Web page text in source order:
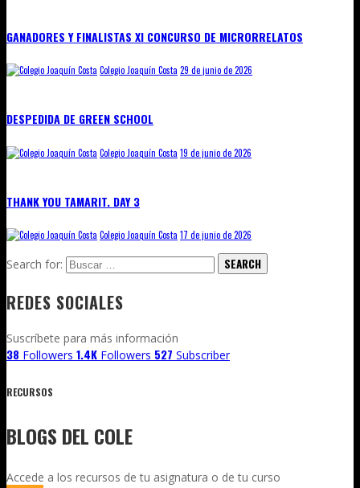
GANADORES Y FINALISTAS XI CONCURSO DE MICRORRELATOS
Colegio Joaquín Costa 29 de junio de 2026
DESPEDIDA DE GREEN SCHOOL
Colegio Joaquín Costa 19 de junio de 2026
THANK YOU TAMARIT. DAY 3
Colegio Joaquín Costa 17 de junio de 2026
Search for:
REDES SOCIALES
Suscríbete para más información
38 Followers 1.4K Followers 527 Subscriber
RECURSOS
BLOGS DEL COLE
Accede a los recursos de tu asignatura o de tu curso